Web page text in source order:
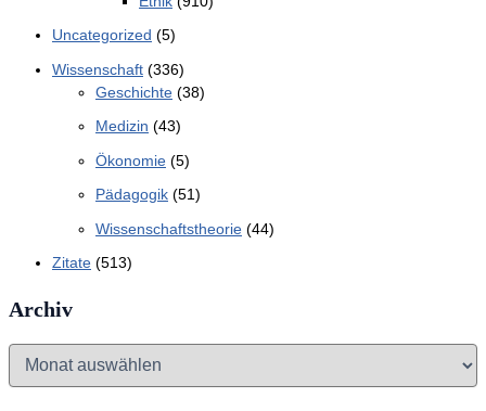
Uncategorized (5)
Wissenschaft (336)
Geschichte (38)
Medizin (43)
Ökonomie (5)
Pädagogik (51)
Wissenschaftstheorie (44)
Zitate (513)
Archiv